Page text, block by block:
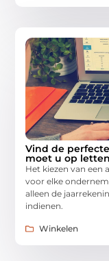
Vind de
moet u op
Het kiezen van een
voor elke
alleen de
indienen.
Winkelen